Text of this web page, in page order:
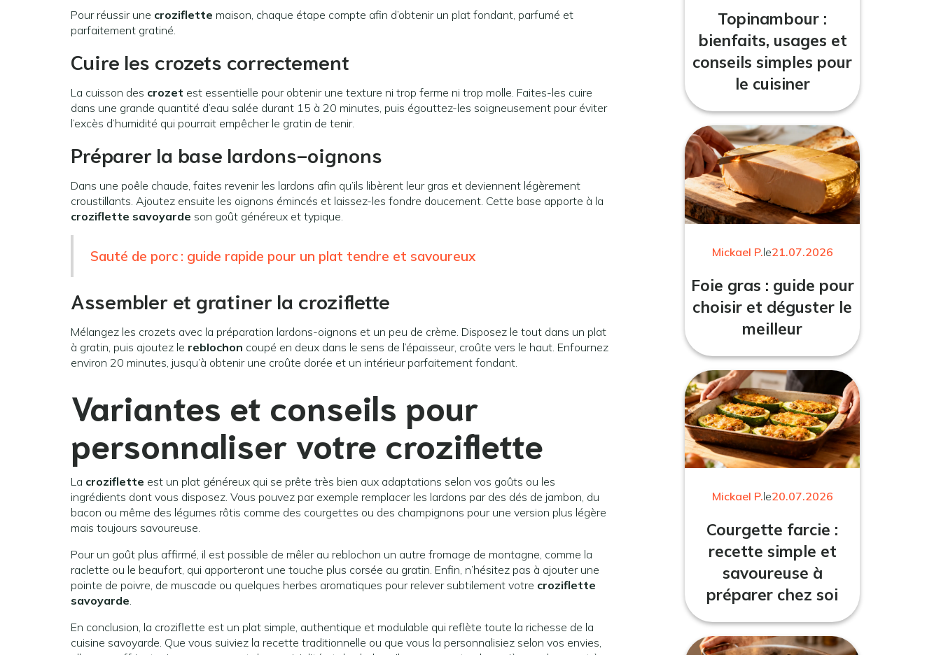
Pour réussir une croziflette maison, chaque étape compte afin d’obtenir un plat fondant, parfumé et
parfaitement gratiné.
Cuire les crozets correctement
La cuisson des crozet est essentielle pour obtenir une texture ni trop ferme ni trop molle. Faites-les cuire
dans une grande quantité d’eau salée durant 15 à 20 minutes, puis égouttez-les soigneusement pour éviter
l’excès d’humidité qui pourrait empêcher le gratin de tenir.
Préparer la base lardons-oignons
Dans une poêle chaude, faites revenir les lardons afin qu’ils libèrent leur gras et deviennent légèrement
croustillants. Ajoutez ensuite les oignons émincés et laissez-les fondre doucement. Cette base apporte à la
croziflette savoyarde son goût généreux et typique.
Sauté de porc : guide rapide pour un plat tendre et savoureux
Assembler et gratiner la croziflette
Mélangez les crozets avec la préparation lardons-oignons et un peu de crème. Disposez le tout dans un plat
à gratin, puis ajoutez le reblochon coupé en deux dans le sens de l’épaisseur, croûte vers le haut. Enfournez
environ 20 minutes, jusqu’à obtenir une croûte dorée et un intérieur parfaitement fondant.
Variantes et conseils pour
personnaliser votre croziflette
La croziflette est un plat généreux qui se prête très bien aux adaptations selon vos goûts ou les
ingrédients dont vous disposez. Vous pouvez par exemple remplacer les lardons par des dés de jambon, du
bacon ou même des légumes rôtis comme des courgettes ou des champignons pour une version plus légère
mais toujours savoureuse.
Pour un goût plus affirmé, il est possible de mêler au reblochon un autre fromage de montagne, comme la
raclette ou le beaufort, qui apporteront une touche plus corsée au gratin. Enfin, n’hésitez pas à ajouter une
pointe de poivre, de muscade ou quelques herbes aromatiques pour relever subtilement votre croziflette
savoyarde.
En conclusion, la croziflette est un plat simple, authentique et modulable qui reflète toute la richesse de la
cuisine savoyarde. Que vous suiviez la recette traditionnelle ou que vous la personnalisiez selon vos envies,
Topinambour :
bienfaits, usages et
conseils simples pour
le cuisiner
Mickael P.le21.07.2026
Foie gras : guide pour
choisir et déguster le
meilleur
Mickael P.le20.07.2026
Courgette farcie :
recette simple et
savoureuse à
préparer chez soi